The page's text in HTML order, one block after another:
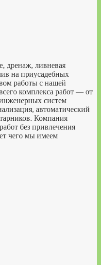
дренаж, ливневая
на приусадебных
работы с нашей
комплекса работ — от
систем
автоматический
Компания
без привлечения
чего мы имеем